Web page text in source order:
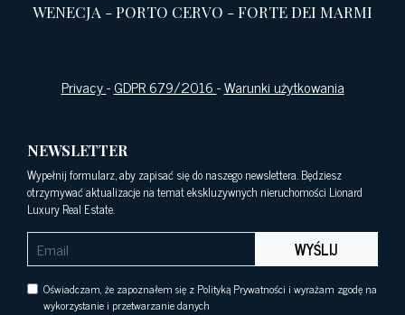
WENECJA -PORTO CERVO -FORTE DEI MARMI
Privacy-GDPR 679/2016-Warunki użytkowania
NEWSLETTER
Wypełnij formularz, aby zapisać się do naszego newslettera. Będziesz
otrzymywać aktualizacje na temat ekskluzywnych nieruchomości Lionard
Luxury Real Estate.
WYŚLIJ
Oświadczam, że zapoznałem się z Polityką Prywatności i wyrażam zgodę na
wykorzystanie i przetwarzanie danych